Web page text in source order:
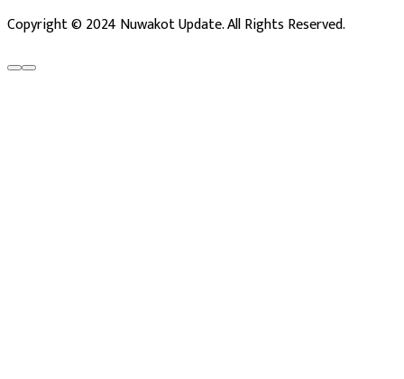
Copyright © 2024 Nuwakot Update. All Rights Reserved.